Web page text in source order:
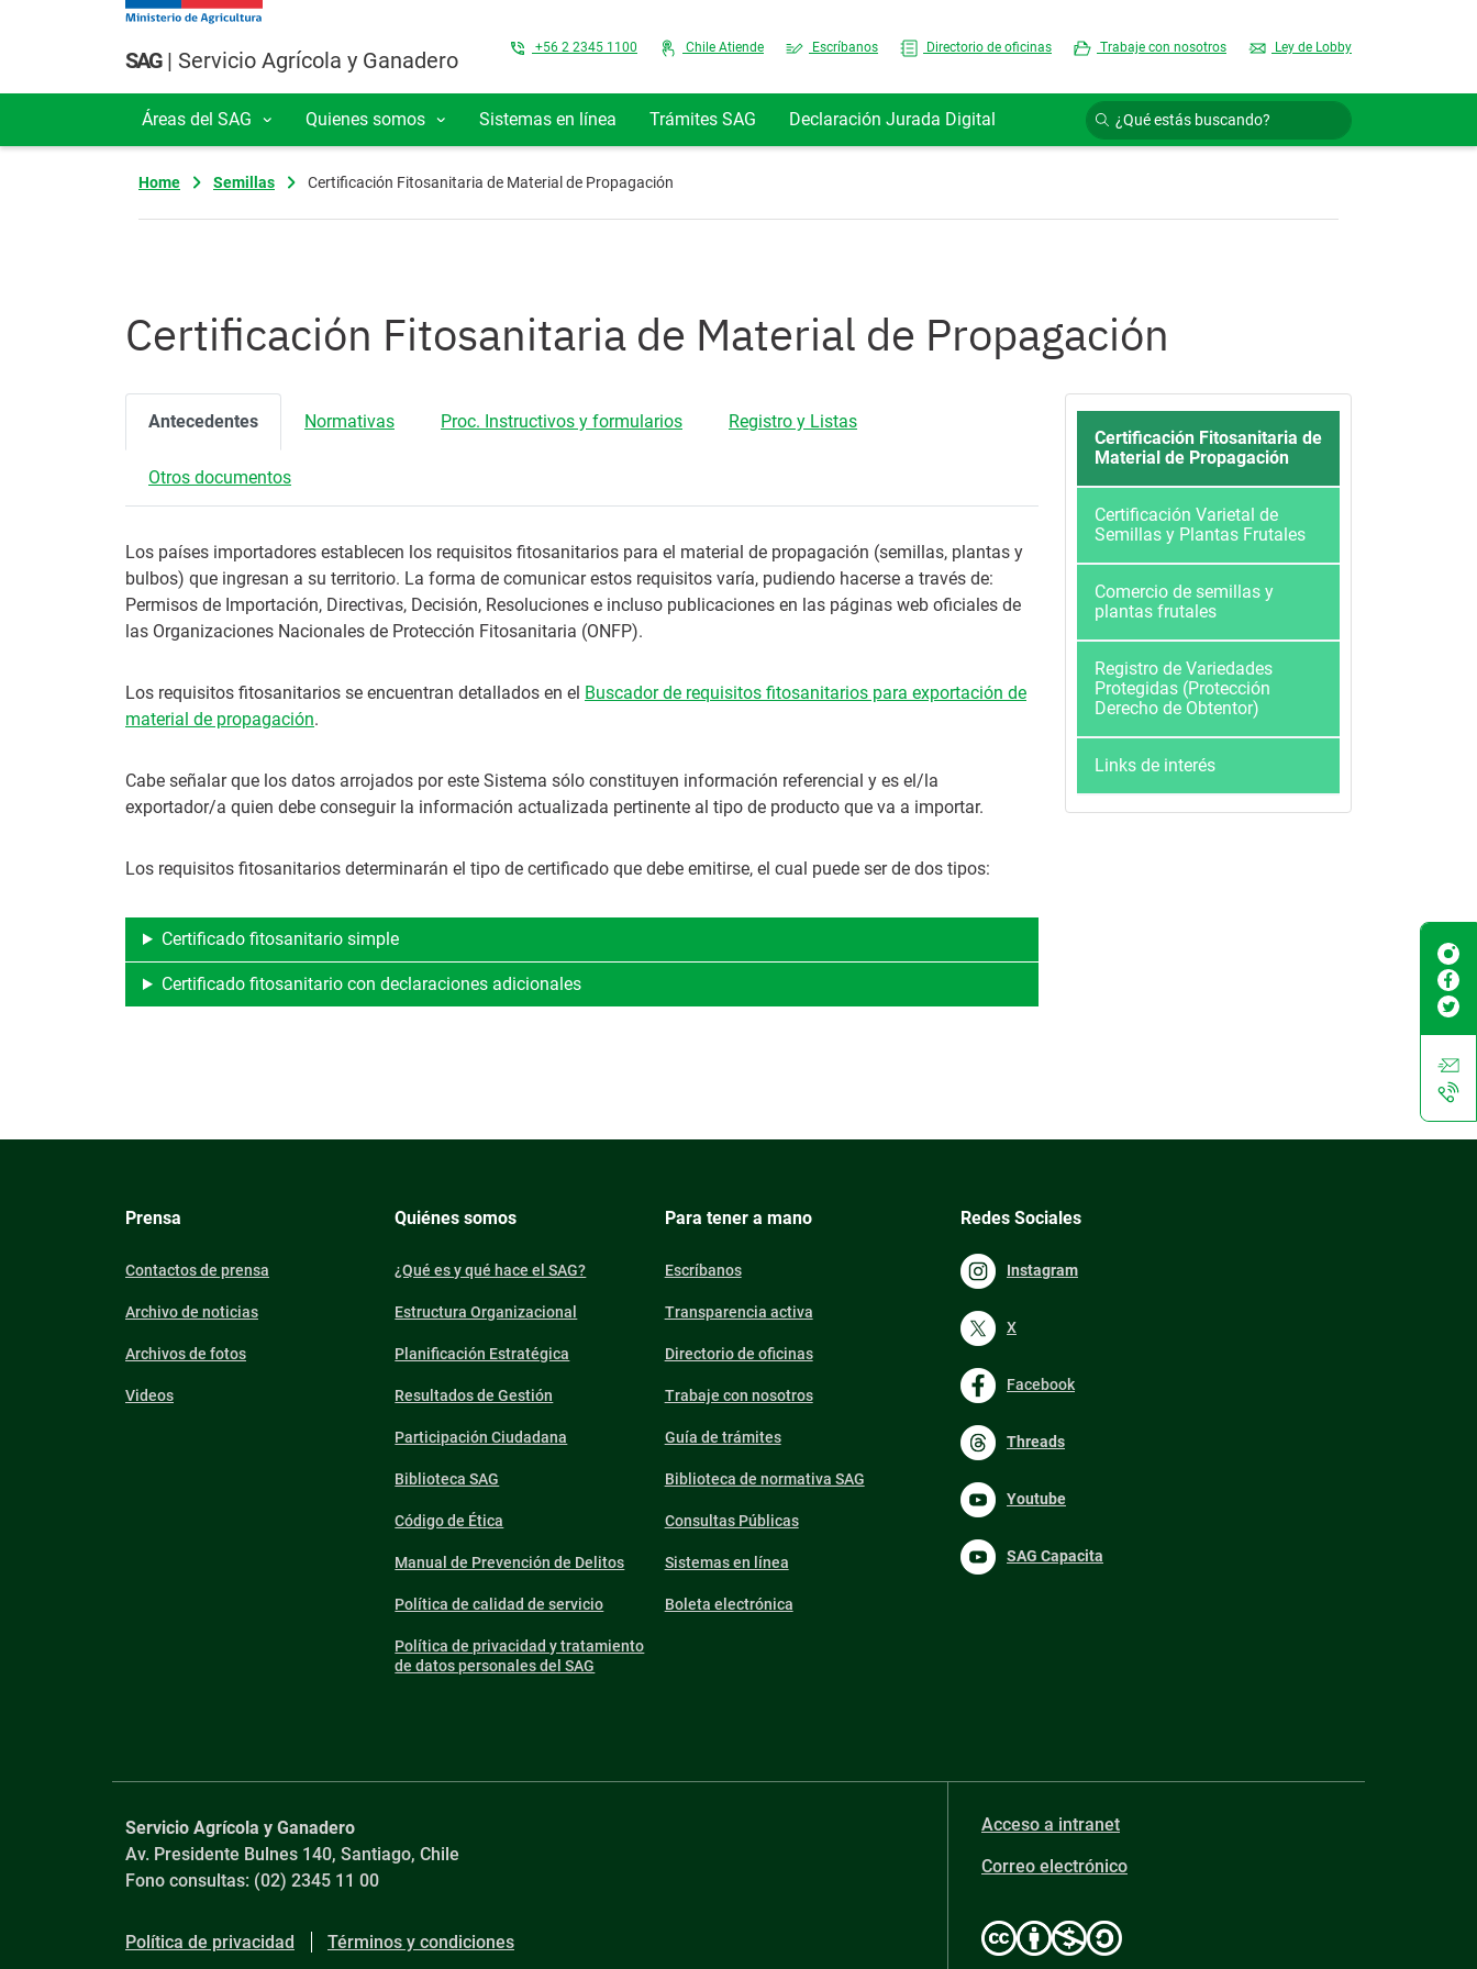
Pasar al contenido principal
SAG| Servicio Agrícola y Ganadero Top Menu
+56 2 2345 1100 Chile Atiende Escríbanos Directorio de oficinas Trabaje con nosotros Ley de Lobby
Navegación principal
Áreas del SAG Quienes somos Sistemas en línea Trámites SAG Declaración Jurada Digital
Home Semillas Certificación Fitosanitaria de Material de Propagación
Certificación Fitosanitaria de Material de Propagación
Antecedentes Normativas Proc. Instructivos y formularios Registro y Listas
Otros documentos
Los países importadores establecen los requisitos fitosanitarios para el material de propagación (semillas, plantas y
bulbos) que ingresan a su territorio. La forma de comunicar estos requisitos varía, pudiendo hacerse a través de:
Permisos de Importación, Directivas, Decisión, Resoluciones e incluso publicaciones en las páginas web oficiales de
las Organizaciones Nacionales de Protección Fitosanitaria (ONFP).
Los requisitos fitosanitarios se encuentran detallados en el Buscador de requisitos fitosanitarios para exportación de
material de propagación.
Cabe señalar que los datos arrojados por este Sistema sólo constituyen información referencial y es el/la
exportador/a quien debe conseguir la información actualizada pertinente al tipo de producto que va a importar.
Los requisitos fitosanitarios determinarán el tipo de certificado que debe emitirse, el cual puede ser de dos tipos:
Certificado fitosanitario simple
Certificado fitosanitario con declaraciones adicionales
Certificación Fitosanitaria de
Material de Propagación
Certificación Varietal de
Semillas y Plantas Frutales
Comercio de semillas y
plantas frutales
Registro de Variedades
Protegidas (Protección
Derecho de Obtentor)
Links de interés
Prensa
Contactos de prensa
Archivo de noticias
Archivos de fotos
Videos
Quiénes somos
¿Qué es y qué hace el SAG?
Estructura Organizacional
Planificación Estratégica
Resultados de Gestión
Participación Ciudadana
Biblioteca SAG
Código de Ética
Manual de Prevención de Delitos
Política de calidad de servicio
Política de privacidad y tratamiento
de datos personales del SAG
Para tener a mano
Escríbanos
Transparencia activa
Directorio de oficinas
Trabaje con nosotros
Guía de trámites
Biblioteca de normativa SAG
Consultas Públicas
Sistemas en línea
Boleta electrónica
Redes Sociales
Instagram
X
Facebook
Threads
Youtube
SAG Capacita
Servicio Agrícola y Ganadero
Av. Presidente Bulnes 140, Santiago, Chile
Fono consultas: (02) 2345 11 00
Política de privacidad Términos y condiciones
Acceso a intranet
Correo electrónico